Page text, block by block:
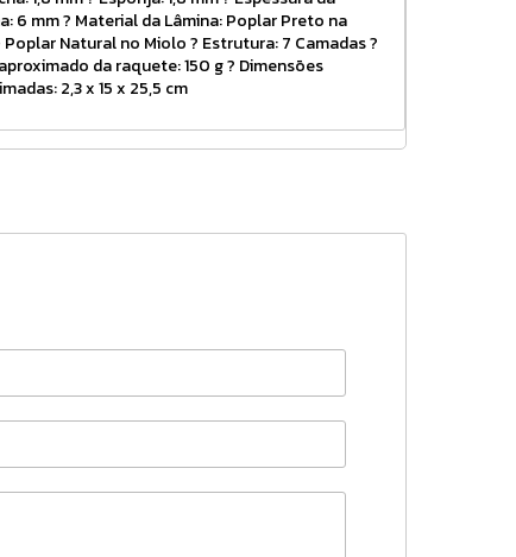
6 mm ? Material da Lâmina: Poplar Preto na
Poplar Natural no Miolo ? Estrutura: 7 Camadas ?
da raquete: 150 g ? Dimensões
2,3 x 15 x 25,5 cm